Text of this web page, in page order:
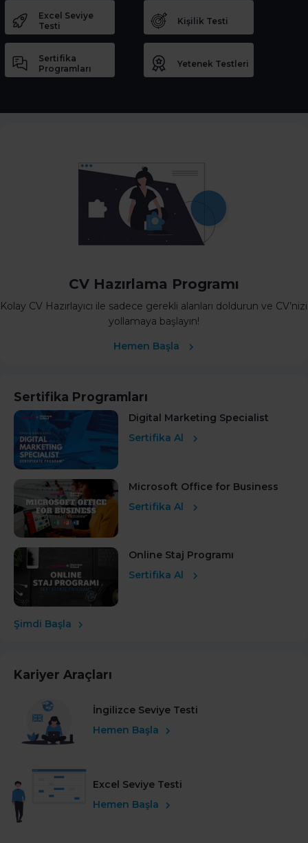
Excel Seviye
Testi
Kişilik Testi
Sertifika
Programları
Yetenek Testleri
CV Hazırlama Programı
Kolay CV Hazırlayıcı ile sadece gerekli alanları doldurun ve CV’nizi
yollamaya başlayın!
Hemen Başla
Sertifika Programları
Digital Marketing Specialist
Sertifika Al
Microsoft Office for Business
Sertifika Al
Online Staj Programı
Sertifika Al
Şimdi Başla
Kariyer Araçları
İngilizce Seviye Testi
Hemen Başla
Excel Seviye Testi
Hemen Başla